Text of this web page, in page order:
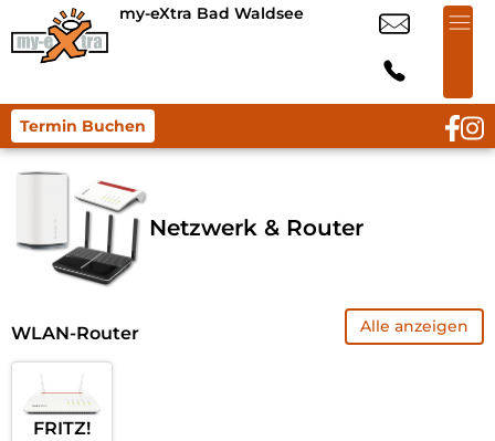
my-eXtra Bad Waldsee
Termin Buchen
Netzwerk & Router
WLAN-Router Alle anzeigen
FRITZ!